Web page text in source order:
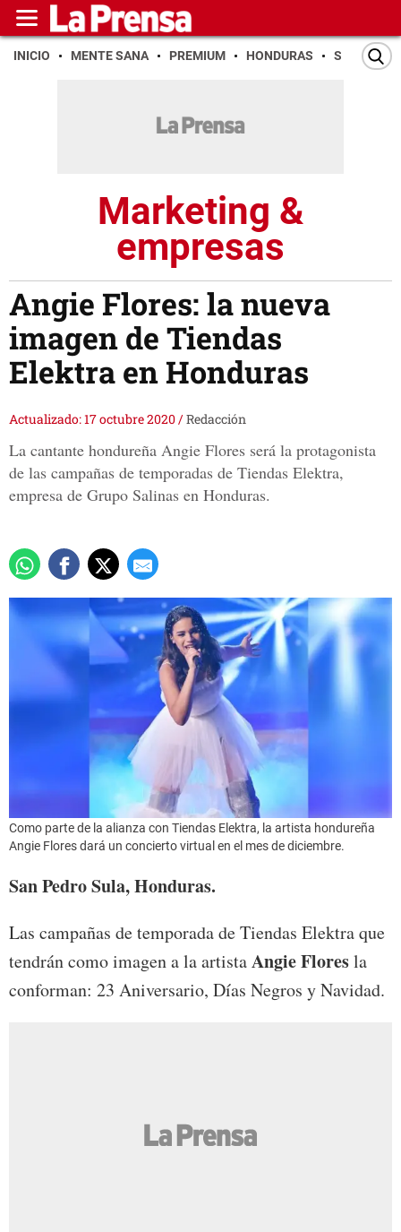
INICIO MENTE SANA PREMIUM HONDURAS SAN PEDRO
Marketing &
empresas
Angie Flores: la nueva
imagen de Tiendas
Elektra en Honduras
Actualizado: 17 octubre 2020/Redacción
La cantante hondureña Angie Flores será la protagonista
de las campañas de temporadas de Tiendas Elektra,
empresa de Grupo Salinas en Honduras.
Como parte de la alianza con Tiendas Elektra, la artista hondureña
Angie Flores dará un concierto virtual en el mes de diciembre.
San Pedro Sula, Honduras.
Las campañas de temporada de Tiendas Elektra que
tendrán como imagen a la artistaAngie Floresla
conforman: 23 Aniversario, Días Negros y Navidad.